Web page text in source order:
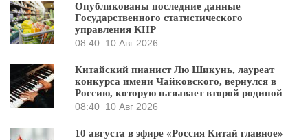
Опубликованы последние данные
Государственного статистического
управления КНР
08:40 10 Авг 2026
Китайский пианист Лю Шикунь, лауреат
конкурса имени Чайковского, вернулся в
Россию, которую называет второй родиной
08:40 10 Авг 2026
10 августа в эфире «Россия Китай главное»